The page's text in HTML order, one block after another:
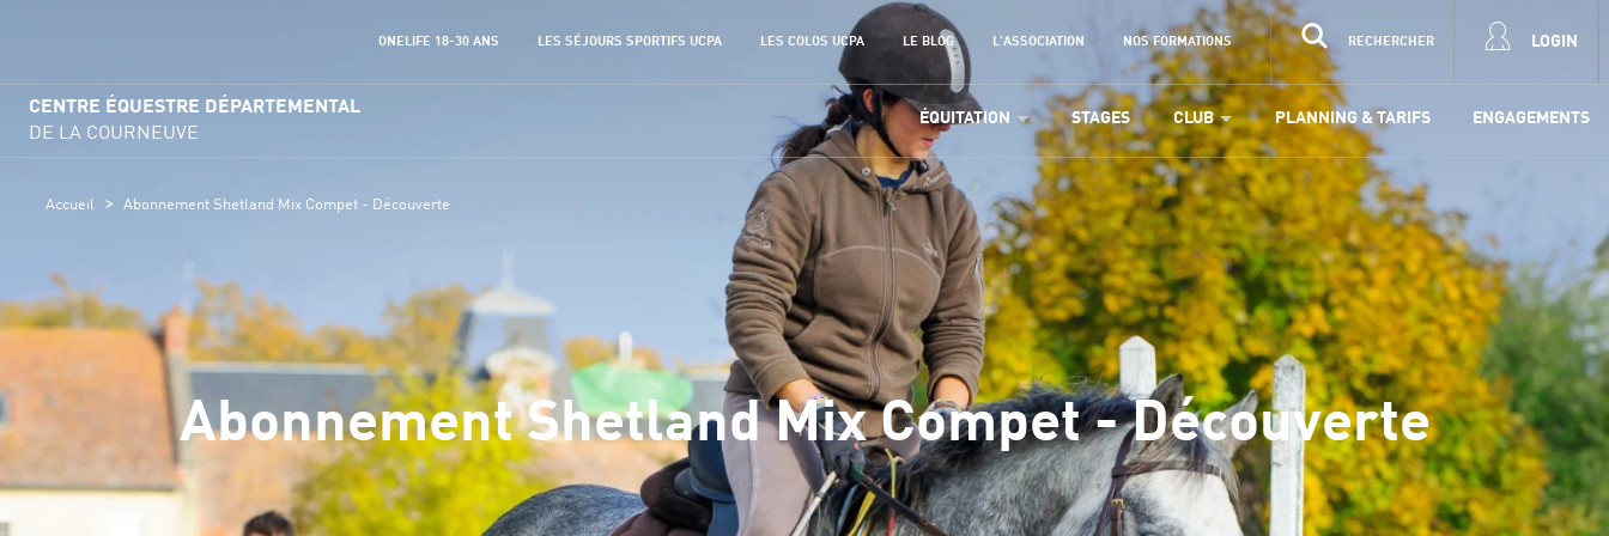
ONELIFE 18-30 ANS LES SÉJOURS SPORTIFS UCPA LES COLOS UCPA LE BLOG L'ASSOCIATION NOS FORMATIONS RECHERCHER LOGIN
CENTRE ÉQUESTRE DÉPARTEMENTAL
DE LA COURNEUVE
ÉQUITATION STAGES CLUB PLANNING & TARIFS ENGAGEMENTS
Accueil > Abonnement Shetland Mix Compet - Découverte
Abonnement Shetland Mix Compet - Découverte